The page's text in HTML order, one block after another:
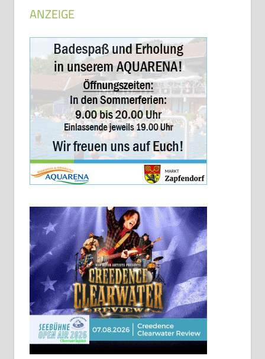
ANZEIGE